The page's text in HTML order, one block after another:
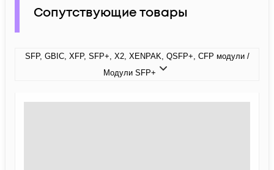
Сопутствующие товары
SFP, GBIC, XFP, SFP+, X2, XENPAK, QSFP+, CFP модули /
Модули SFP+